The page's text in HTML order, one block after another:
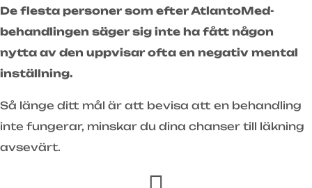
De flesta personer som efter AtlantoMed-
behandlingen säger sig inte ha fått någon
nytta av den uppvisar ofta en negativ mental
inställning.
Så länge ditt mål är att bevisa att en behandling
inte fungerar, minskar du dina chanser till läkning
avsevärt.